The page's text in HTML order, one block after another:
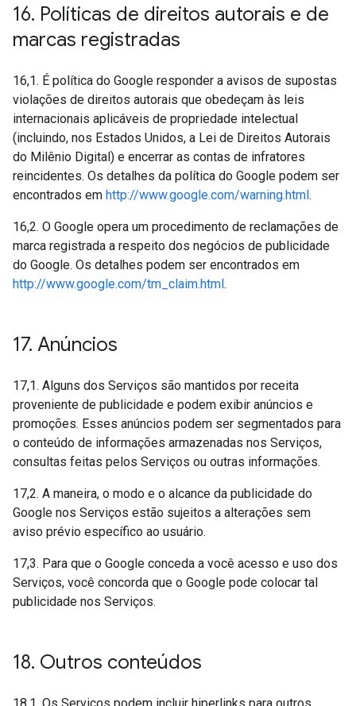
16. Políticas de direitos autorais e de
marcas registradas
16,1. É política do Google responder a avisos de supostas
violações de direitos autorais que obedeçam às leis
internacionais aplicáveis de propriedade intelectual
(incluindo, nos Estados Unidos, a Lei de Direitos Autorais
do Milênio Digital) e encerrar as contas de infratores
reincidentes. Os detalhes da política do Google podem ser
encontrados em http://www.google.com/warning.html.
16,2. O Google opera um procedimento de reclamações de
marca registrada a respeito dos negócios de publicidade
do Google. Os detalhes podem ser encontrados em
http://www.google.com/tm_claim.html.
17. Anúncios
17,1. Alguns dos Serviços são mantidos por receita
proveniente de publicidade e podem exibir anúncios e
promoções. Esses anúncios podem ser segmentados para
o conteúdo de informações armazenadas nos Serviços,
consultas feitas pelos Serviços ou outras informações.
17,2. A maneira, o modo e o alcance da publicidade do
Google nos Serviços estão sujeitos a alterações sem
aviso prévio específico ao usuário.
17,3. Para que o Google conceda a você acesso e uso dos
Serviços, você concorda que o Google pode colocar tal
publicidade nos Serviços.
18. Outros conteúdos